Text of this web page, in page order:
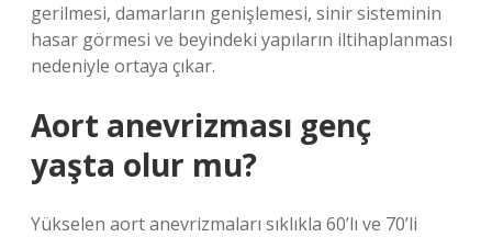
gerilmesi, damarların genişlemesi, sinir sisteminin
hasar görmesi ve beyindeki yapıların iltihaplanması
nedeniyle ortaya çıkar.
Aort anevrizması genç
yaşta olur mu?
Yükselen aort anevrizmaları sıklıkla 60’lı ve 70’li